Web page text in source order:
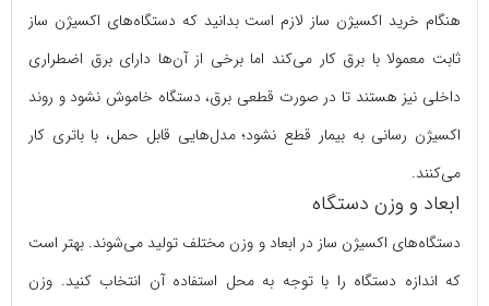
هنگام خرید اکسیژن ساز لازم است بدانید که دستگاه‌های اکسیژن ساز
ثابت معمولا با برق کار می‌کند اما برخی از آن‌ها دارای برق اضطراری
داخلی نیز هستند تا در صورت قطعی برق، دستگاه خاموش نشود و روند
اکسیژن رسانی به بیمار قطع نشود؛ مدل‌هایی قابل حمل، با باتری کار
می‌کنند.
ابعاد و وزن دستگاه
دستگاه‌های اکسیژن ساز در ابعاد و وزن مختلف تولید می‌شوند. بهتر است
که اندازه دستگاه را با توجه به محل استفاده آن انتخاب کنید. وزن